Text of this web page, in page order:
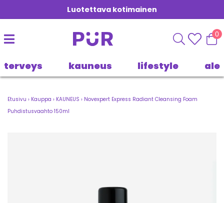
Luotettava kotimainen
0
terveys kauneus lifestyle ale
Etusivu › Kauppa › KAUNEUS › Novexpert Express Radiant Cleansing Foam
Puhdistusvaahto 150ml